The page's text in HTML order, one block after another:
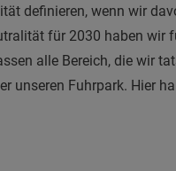
definieren, wenn wir
für 2030 haben wir
alle Bereich, die wir
unseren Fuhrpark. Hier